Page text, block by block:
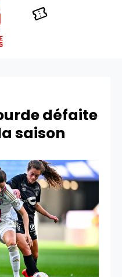
défaite
saison